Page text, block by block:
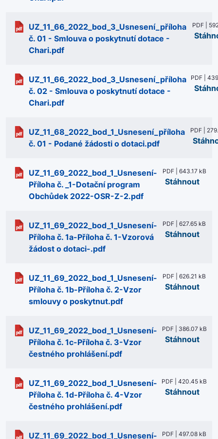
UZ_11_66_2022_bod_3_Usnesení_příloha
č. 01 - Smlouva o poskytnutí dotace -
Chari.pdf
PDF |
UZ_11_66_2022_bod_3_Usnesení_příloha
č. 02 - Smlouva o poskytnutí dotace -
Chari.pdf
PDF |
UZ_11_68_2022_bod_1_Usnesení_příloha
č. 01 - Podané žádosti o dotaci.pdf
PDF |
UZ_11_69_2022_bod_1_Usnesení-
Příloha č. _1-Dotační program
Obchůdek 2022-OSR-Z-2.pdf
PDF | 643.17 kB
Stáhnout
UZ_11_69_2022_bod_1_Usnesení-
Příloha č. 1a-Příloha č. 1-Vzorová
žádost o dotaci-.pdf
PDF | 627.65 kB
Stáhnout
UZ_11_69_2022_bod_1_Usnesení-
Příloha č. 1b-Příloha č. 2-Vzor
smlouvy o poskytnut.pdf
PDF | 626.21 kB
Stáhnout
UZ_11_69_2022_bod_1_Usnesení-
Příloha č. 1c-Příloha č. 3-Vzor
čestného prohlášení.pdf
PDF | 386.07 kB
Stáhnout
UZ_11_69_2022_bod_1_Usnesení-
Příloha č. 1d-Příloha č. 4-Vzor
čestného prohlášení.pdf
PDF | 420.45 kB
Stáhnout
UZ_11_69_2022_bod_1_Usnesení-
PDF | 497.08 kB